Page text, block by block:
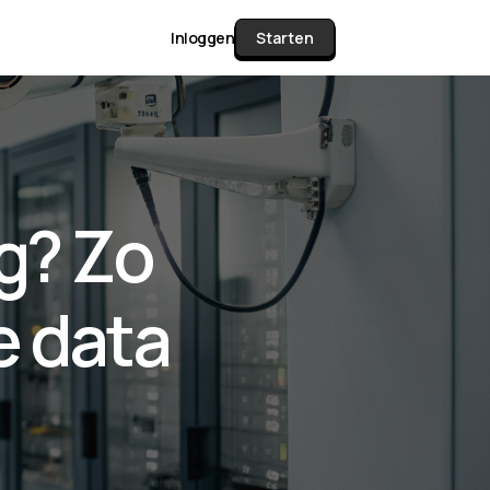
Matrix
alle pakketten en mogelijkheden
documenten verzamelen en facturen
tot controleren, boeken, bank
& klant dashboard.
Inloggen Starten
Zo
data